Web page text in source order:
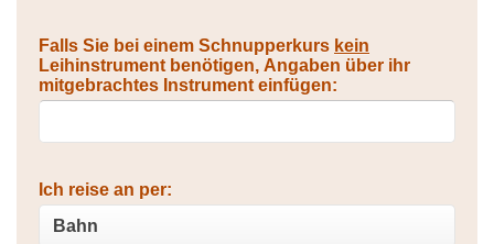
Falls Sie bei einem Schnupperkurs kein
Leihinstrument benötigen, Angaben über ihr
mitgebrachtes Instrument einfügen:
Ich reise an per: